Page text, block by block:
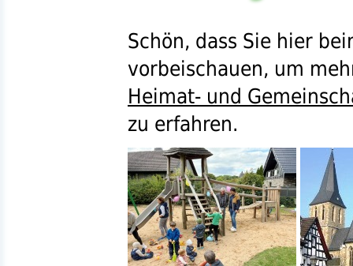
Schön, dass Sie hier
vorbeischauen, um
Heimat- und
zu erfahren.